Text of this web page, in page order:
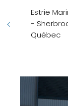
Estrie
-
Québec